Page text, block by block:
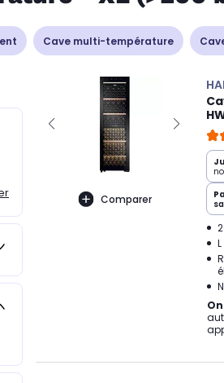
Cave multi-température
Comparer